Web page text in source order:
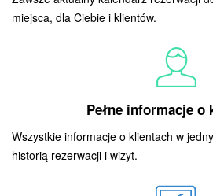
miejsca, dla Ciebie i klientów.
Pełne informacje o
Wszystkie informacje o klientach w
historią rezerwacji i wizyt.